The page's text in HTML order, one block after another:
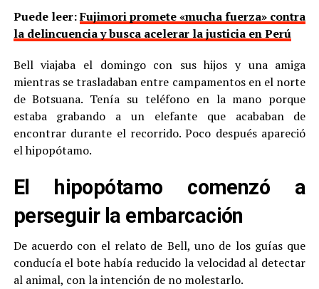
Puede leer:Fujimori promete «mucha fuerza» contra
la delincuencia y busca acelerar la justicia en Perú
Bell viajaba el domingo con sus hijos y una amiga
mientras se trasladaban entre campamentos en el norte
de Botsuana. Tenía su teléfono en la mano porque
estaba grabando a un elefante que acababan de
encontrar durante el recorrido. Poco después apareció
el hipopótamo.
El hipopótamo comenzó a
perseguir la embarcación
De acuerdo con el relato de Bell, uno de los guías que
conducía el bote había reducido la velocidad al detectar
al animal, con la intención de no molestarlo.